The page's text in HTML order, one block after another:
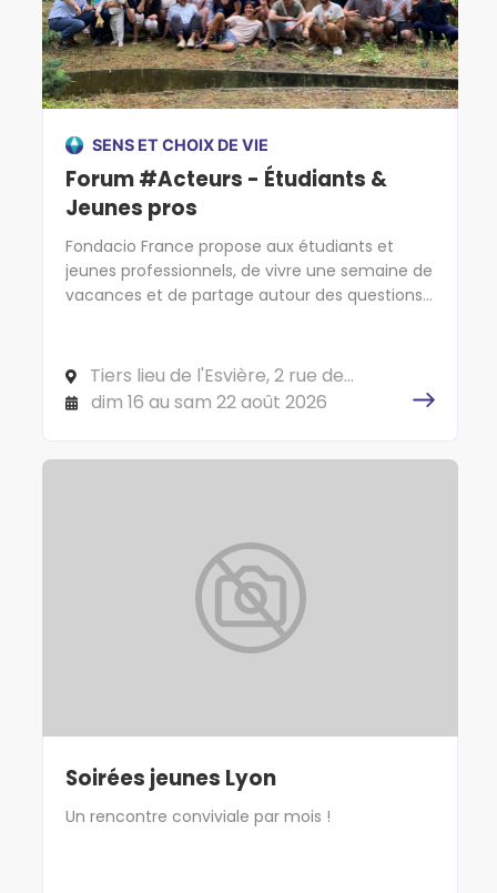
SENS ET CHOIX DE VIE
Forum #Acteurs - Étudiants &
Jeunes pros
Fondacio France propose aux étudiants et
jeunes professionnels, de vivre une semaine de
vacances et de partage autour des questions
Tiers lieu de l'Esvière, 2 rue de
l'Esvière, 49000 ANGERS
dim 16 au sam 22 août 2026
Soirées jeunes Lyon
Un rencontre conviviale par mois !